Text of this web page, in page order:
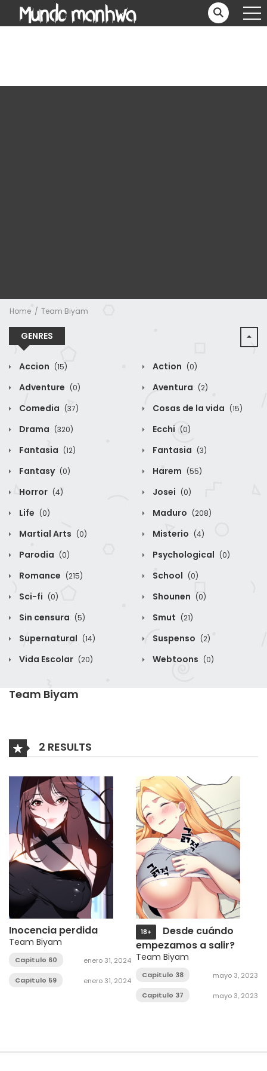
Home Team Biyam
GENRES
Accion (15) Action (0)
Adventure (0) Aventura (2)
Comedia (37) Cosas de la vida (15)
Drama (320) Ecchi (0)
Fantasia (12) Fantasia (3)
Fantasy (0) Harem (55)
Horror (4) Josei (0)
Life (0) Maduro (208)
Martial Arts (0) Misterio (4)
Parodia (0) Psychological (0)
Romance (215) School (0)
Sci-fi (0) Shounen (0)
Sin censura (5) Smut (21)
Supernatural (14) Suspenso (2)
Vida Escolar (20) Webtoons (0)
Team Biyam
2 RESULTS
Inocencia perdida
Team Biyam
Capitulo 60 enero 31, 2024
Capitulo 59 enero 31, 2024
18+
Desde cuándo
empezamos a salir?
Team Biyam
Capitulo 38 mayo 3, 2023
Capitulo 37 mayo 3, 2023